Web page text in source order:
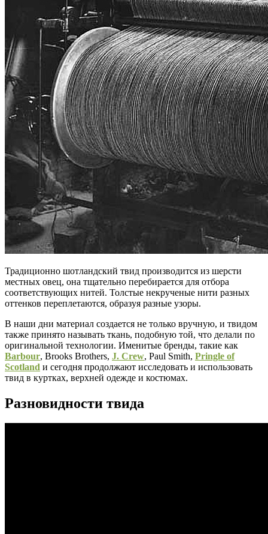
Традиционно шотландский твид производится из шерсти
местных овец, она тщательно перебирается для отбора
соответствующих нитей. Толстые некрученые нити разных
оттенков переплетаются, образуя разные узоры.
В наши дни материал создается не только вручную, и твидом
также принято называть ткань, подобную той, что делали по
оригинальной технологии. Именитые бренды, такие как
Barbour, Brooks Brothers, J. Crew, Paul Smith, Pringle of
Scotland и сегодня продолжают исследовать и использовать
твид в куртках, верхней одежде и костюмах.
Разновидности твида